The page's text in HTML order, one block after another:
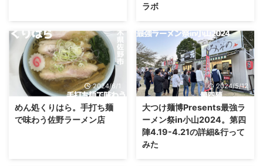
ラボ
2024/6/1
めん処くりはら。手打ち麺
で味わう佐野ラーメン店
2024/5/12
大つけ麺博Presents最強ラ
ーメン祭in小山2024。第四
陣4.19-4.21の詳細&行って
みた